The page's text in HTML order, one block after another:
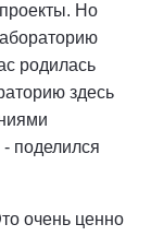
Но
родилась
здесь
поделился
очень ценно